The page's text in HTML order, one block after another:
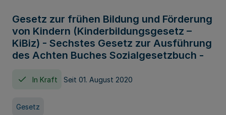
Gesetz zur frühen Bildung und Förderung
von Kindern (Kinderbildungsgesetz –
KiBiz) - Sechstes Gesetz zur Ausführung
des Achten Buches Sozialgesetzbuch -
In Kraft Seit 01. August 2020
Gesetz